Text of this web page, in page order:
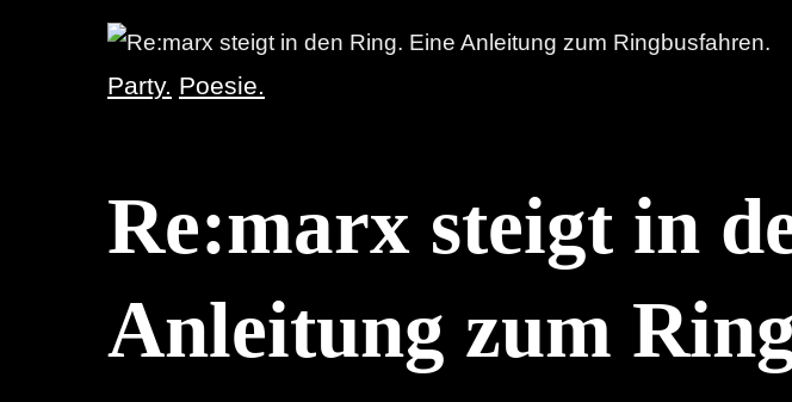
Party. Poesie.
Re:marx steigt in
Anleitung zum